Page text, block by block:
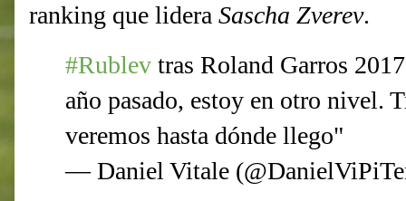
ranking que lidera Sascha Zverev.
#Rublev tras Roland Garros
año pasado, estoy en otro nivel.
veremos hasta dónde llego"
— Daniel Vitale